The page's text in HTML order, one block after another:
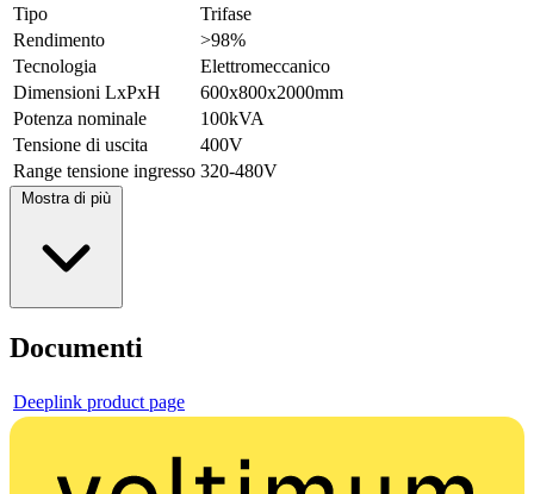
Tipo
Trifase
Rendimento
>98%
Tecnologia
Elettromeccanico
Dimensioni LxPxH
600x800x2000mm
Potenza nominale
100kVA
Tensione di uscita
400V
Range tensione ingresso 320-480V
Mostra di più
Documenti
Deeplink product page